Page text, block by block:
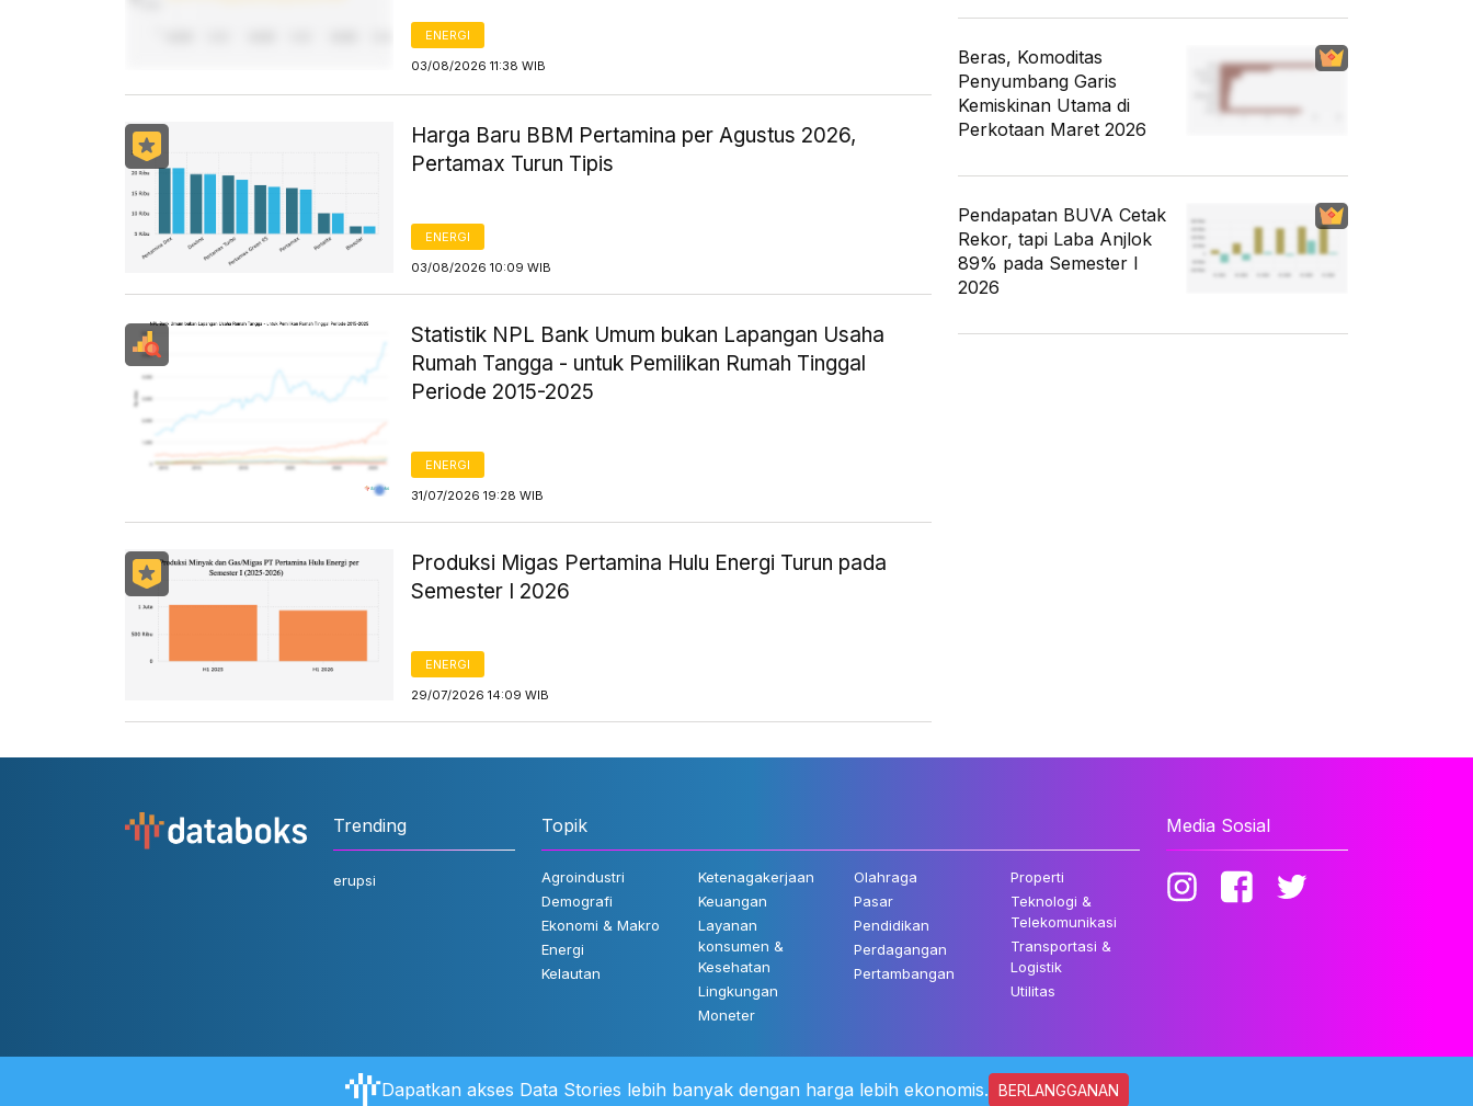
ENERGI
03/08/2026 11:38 WIB
Harga Baru BBM Pertamina per Agustus 2026,
Pertamax Turun Tipis
ENERGI
03/08/2026 10:09 WIB
Statistik NPL Bank Umum bukan Lapangan Usaha
Rumah Tangga - untuk Pemilikan Rumah Tinggal
Periode 2015-2025
ENERGI
31/07/2026 19:28 WIB
Produksi Migas Pertamina Hulu Energi Turun pada
Semester I 2026
ENERGI
29/07/2026 14:09 WIB
Beras, Komoditas
Penyumbang Garis
Kemiskinan Utama di
Perkotaan Maret 2026
Pendapatan BUVA Cetak
Rekor, tapi Laba Anjlok
89% pada Semester I
2026
Trending
erupsi
Topik
Agroindustri
Demografi
Ekonomi & Makro
Energi
Kelautan
Ketenagakerjaan
Keuangan
Layanan
konsumen &
Kesehatan
Lingkungan
Moneter
Olahraga
Pasar
Pendidikan
Perdagangan
Pertambangan
Properti
Teknologi &
Telekomunikasi
Transportasi &
Logistik
Utilitas
Media Sosial
Aturan Pengguna FAQ Hubungi Kami ©2022 Katadata. Hak cipta dilindungi Undang-undang.
Dapatkan akses Data Stories lebih banyak dengan harga lebih ekonomis. BERLANGGANAN